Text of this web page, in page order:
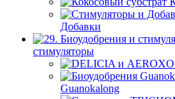
Добавки
стимуляторы
Guanokalong